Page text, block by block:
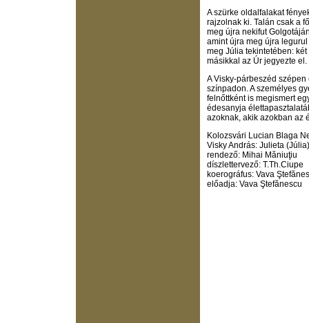
A szürke oldalfalakat
rajzolnak ki. Talán csak a
meg újra nekifut
amint újra meg újra
meg Júlia tekintetében:
másikkal az Úr jegyezte el.
A Visky-párbeszéd
színpadon. A személyes
felnőttként is megismert
édesanyja
azoknak, akik azokban az
Kolozsvári Lucian Blaga
Visky András: Julieta (Júlia)
rendező: Mihai Măniuţiu
díszlettervező: T.Th.Ciupe
koerográfus: Vava
előadja: Vava Ştefănescu